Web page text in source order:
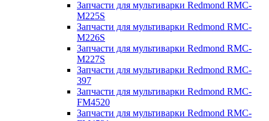
Запчасти для мультиварки Redmond RMC-
M225S
Запчасти для мультиварки Redmond RMC-
M226S
Запчасти для мультиварки Redmond RMC-
M227S
Запчасти для мультиварки Redmond RMC-
397
Запчасти для мультиварки Redmond RMC-
FM4520
Запчасти для мультиварки Redmond RMC-